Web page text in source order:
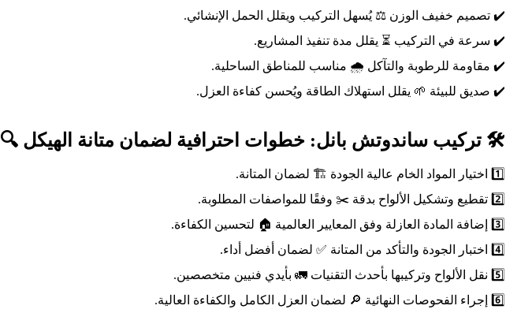
✔️ تصميم خفيف الوزن ⚖️ يُسهل التركيب ويقلل الحمل الإنشائي.
✔️ سرعة في التركيب ⏳ يقلل مدة تنفيذ المشاريع.
✔️ مقاومة للرطوبة والتآكل 🌧️ مناسب للمناطق الساحلية.
✔️ صديق للبيئة 🌱 يقلل استهلاك الطاقة ويُحسن كفاءة العزل.
🛠️ تركيب ساندوتش بانل: خطوات احترافية لضمان متانة الهيكل 🔍
1️⃣ اختيار المواد الخام عالية الجودة 🏗️ لضمان المتانة.
2️⃣ تقطيع وتشكيل الألواح بدقة ✂️ وفقًا للمواصفات المطلوبة.
3️⃣ إضافة المادة العازلة وفق المعايير العالمية 🏠 لتحسين الكفاءة.
4️⃣ اختبار الجودة والتأكد من المتانة ✅ لضمان أفضل أداء.
5️⃣ نقل الألواح وتركيبها بأحدث التقنيات 🚛 بأيدي فنيين متخصصين.
6️⃣ إجراء الفحوصات النهائية 🔎 لضمان العزل الكامل والكفاءة العالية.